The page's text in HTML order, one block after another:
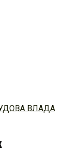
ВЛАДА